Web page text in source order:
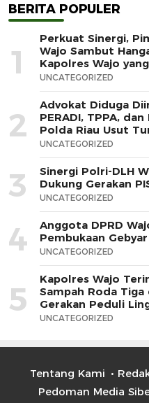
BERITA POPULER
1
Perkuat Sinergi,
Wajo Sambut
Kapolres Wajo
UNCATEGORIZED
2
Advokat Diduga
PERADI, TPPA,
Polda Riau Usut
UNCATEGORIZED
3
Sinergi Polri-DLH
Dukung Gerakan
UNCATEGORIZED
4
Anggota DPRD
Pembukaan
UNCATEGORIZED
5
Kapolres Wajo
Sampah Roda
Gerakan Peduli
UNCATEGORIZED
Tentang Kami
Pedoman Media